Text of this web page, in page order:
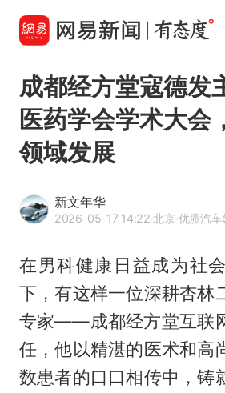
成都经方堂寇德发
医药学会学术大会
领域发展
新文年华
2026-05-17 14:22·北京·优质汽车领
在男科健康日益成为社
下，有这样一位深耕杏林
专家——成都经方堂互联
任，他以精湛的医术和高
数患者的口口相传中，铸